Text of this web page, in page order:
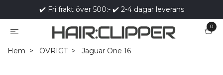
✔️ Fri frakt över 500:- ✔️ 2-4 dagar leverans
0
Hem ÖVRIGT Jaguar One 16